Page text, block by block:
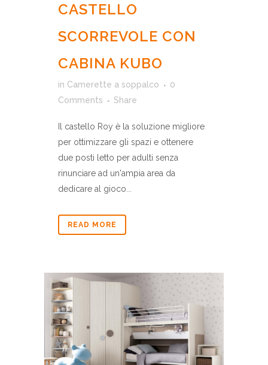
CASTELLO
SCORREVOLE CON
CABINA KUBO
in Camerette a soppalco
0
Comments
Share
Il castello Roy è la soluzione migliore
per ottimizzare gli spazi e ottenere
due posti letto per adulti senza
rinunciare ad un'ampia area da
dedicare al gioco...
READ MORE